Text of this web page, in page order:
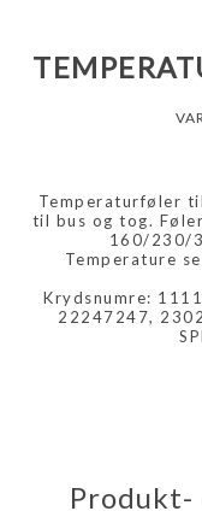
Temperaturføler
til bus og tog.
160/230/
Temperature
Krydsnumre:
22247247,
Produkt-